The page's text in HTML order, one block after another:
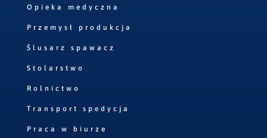
Opieka medyczna
Przemysł produkcja
Ślusarz spawacz
Stolarstwo
Rolnictwo
Transport spedycja
Praca w biurze